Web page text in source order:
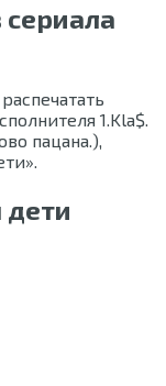
сериала
1.Kla$.
пацана.),
дети